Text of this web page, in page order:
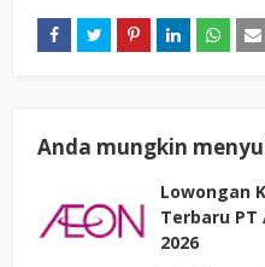
Anda mungkin
Lowongan
Terbaru PT
2026